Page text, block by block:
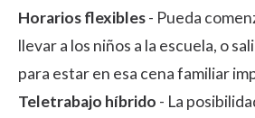
Horarios flexibles- Pueda
llevar a los niños a la escuela, o
para estar en esa cena familiar
Teletrabajo híbrido - La